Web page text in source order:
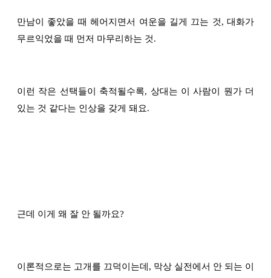
만남이 좋았을 때 헤어지면서 여운을 길게 끄는 것, 대화가
무르익었을 때 먼저 마무리하는 것.
이런 작은 선택들이 축적될수록, 상대는 이 사람이 뭔가 더
있는 것 같다는 인상을 갖게 돼요.
근데 이게 왜 잘 안 될까요?
이론적으로는 고개를 끄덕이는데, 막상 실전에서 안 되는 이